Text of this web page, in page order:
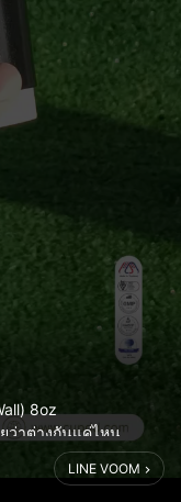
8oz
ว่าต่างกันแค่ไหน
ๆ มินิมอล ให้ฟีลเรียบ
LINE VOOM